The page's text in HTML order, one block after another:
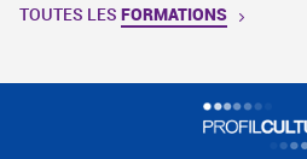
TOUTES LES FORMATIONS